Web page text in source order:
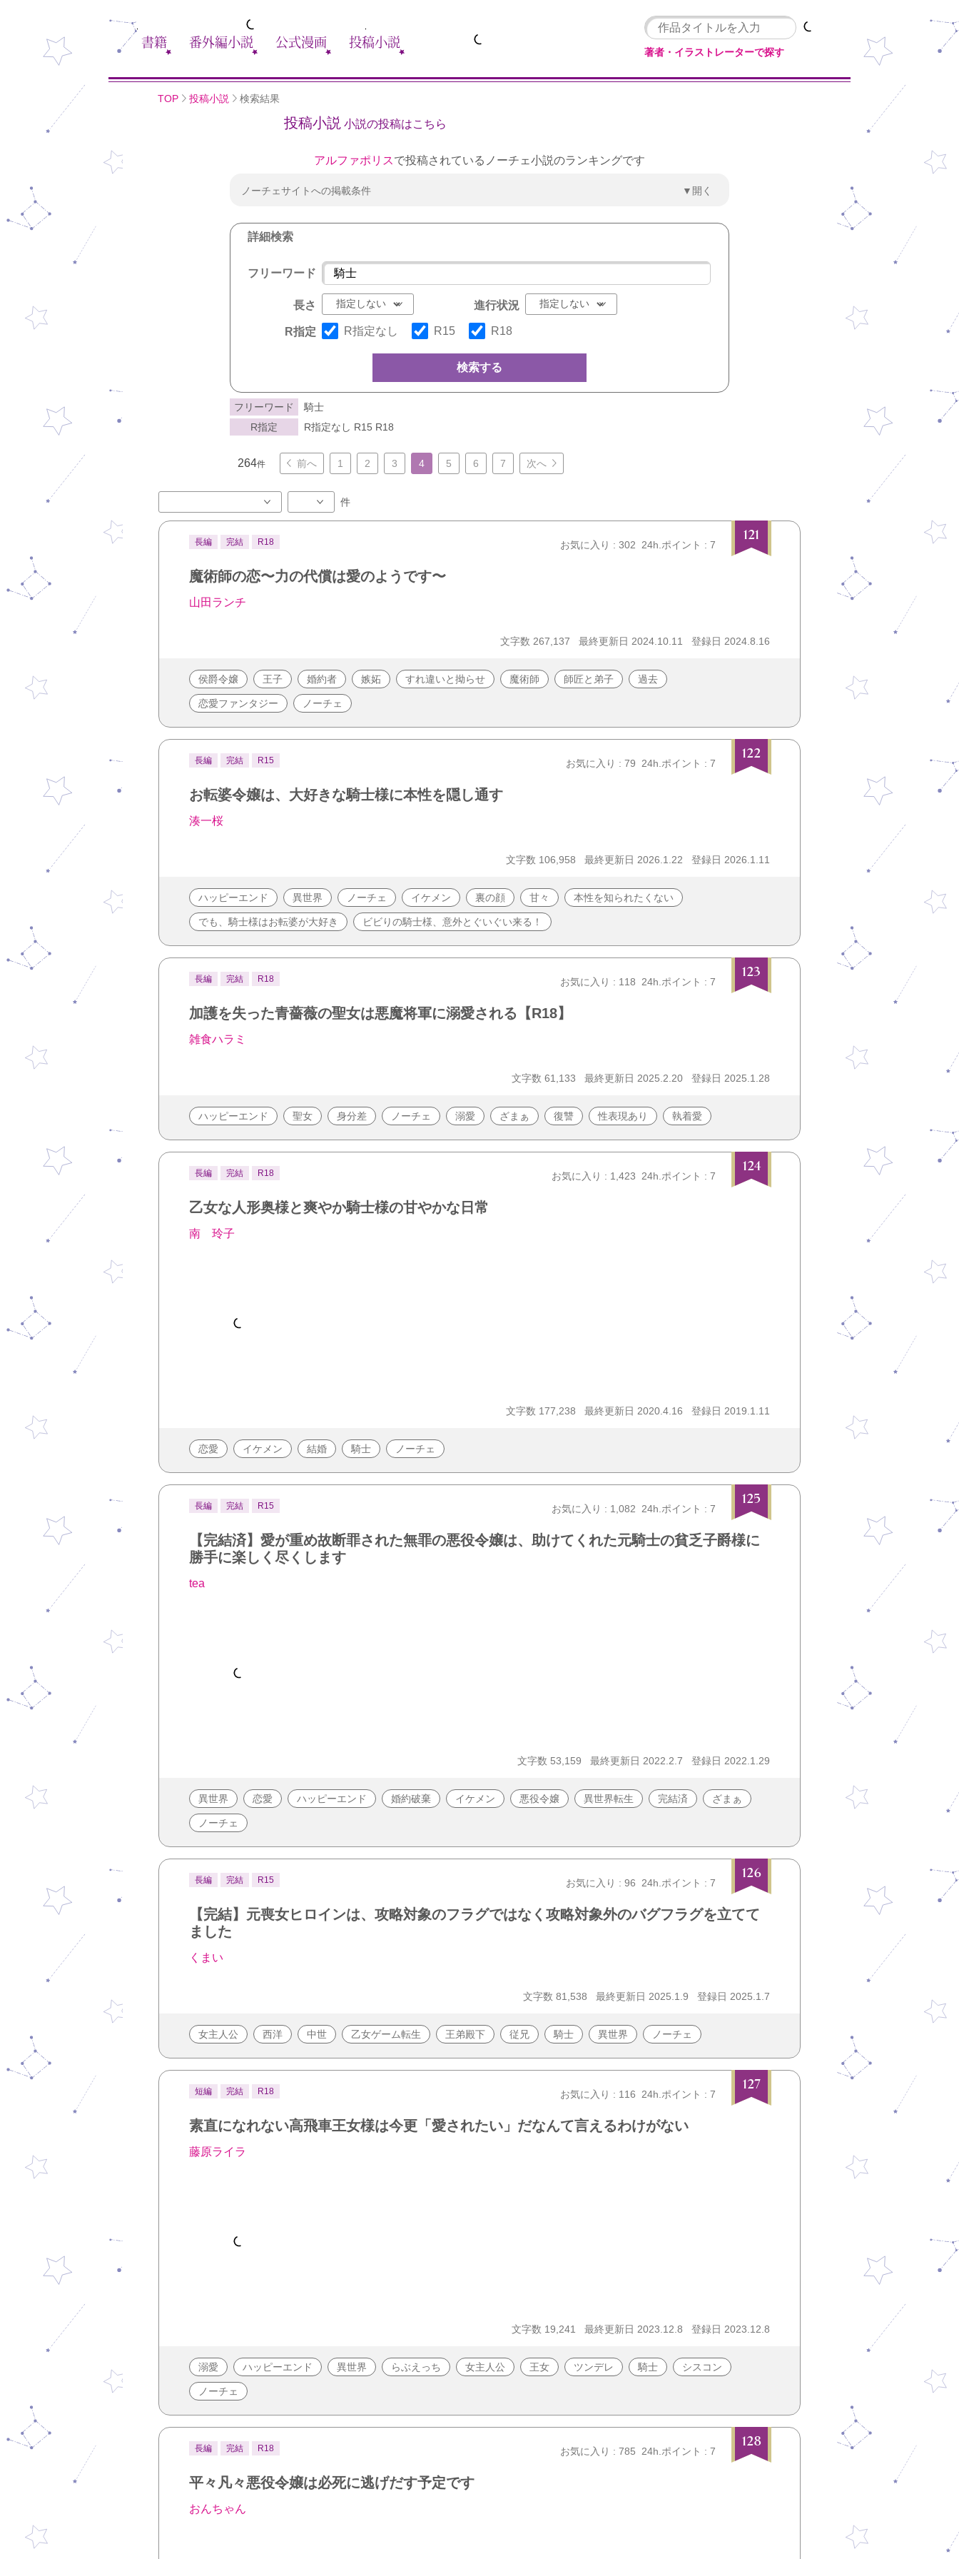
書籍 番外編小説 公式漫画 投稿小説
著者・イラストレーターで探す
TOP 投稿小説 検索結果
投稿小説 小説の投稿はこちら
アルファポリスで投稿されているノーチェ小説のランキングです
ノーチェサイトへの掲載条件 ▼開く
詳細検索
フリーワード
長さ 進行状況
R指定 R指定なし R15 R18
検索する
フリーワード
騎士
R指定
R指定なし R15 R18
264件 前へ 1 2 3 4 5 6 7 次へ
件
121
長編 完結 R18 お気に入り : 302 24h.ポイント : 7
魔術師の恋〜力の代償は愛のようです〜
山田ランチ
文字数 267,137 最終更新日 2024.10.11 登録日 2024.8.16
侯爵令嬢 王子 婚約者 嫉妬 すれ違いと拗らせ 魔術師 師匠と弟子 過去
恋愛ファンタジー ノーチェ
122
長編 完結 R15 お気に入り : 79 24h.ポイント : 7
お転婆令嬢は、大好きな騎士様に本性を隠し通す
湊一桜
文字数 106,958 最終更新日 2026.1.22 登録日 2026.1.11
ハッピーエンド 異世界 ノーチェ イケメン 裏の顔 甘々 本性を知られたくない
でも、騎士様はお転婆が大好き ビビりの騎士様、意外とぐいぐい来る！
123
長編 完結 R18 お気に入り : 118 24h.ポイント : 7
加護を失った青薔薇の聖女は悪魔将軍に溺愛される【R18】
雑食ハラミ
文字数 61,133 最終更新日 2025.2.20 登録日 2025.1.28
ハッピーエンド 聖女 身分差 ノーチェ 溺愛 ざまぁ 復讐 性表現あり 執着愛
124
長編 完結 R18 お気に入り : 1,423 24h.ポイント : 7
乙女な人形奥様と爽やか騎士様の甘やかな日常
南 玲子
文字数 177,238 最終更新日 2020.4.16 登録日 2019.1.11
恋愛 イケメン 結婚 騎士 ノーチェ
125
長編 完結 R15 お気に入り : 1,082 24h.ポイント : 7
【完結済】愛が重め故断罪された無罪の悪役令嬢は、助けてくれた元騎士の貧乏子爵様に
勝手に楽しく尽くします
tea
文字数 53,159 最終更新日 2022.2.7 登録日 2022.1.29
異世界 恋愛 ハッピーエンド 婚約破棄 イケメン 悪役令嬢 異世界転生 完結済 ざまぁ
ノーチェ
126
長編 完結 R15 お気に入り : 96 24h.ポイント : 7
【完結】元喪女ヒロインは、攻略対象のフラグではなく攻略対象外のバグフラグを立てて
ました
くまい
文字数 81,538 最終更新日 2025.1.9 登録日 2025.1.7
女主人公 西洋 中世 乙女ゲーム転生 王弟殿下 従兄 騎士 異世界 ノーチェ
127
短編 完結 R18 お気に入り : 116 24h.ポイント : 7
素直になれない高飛車王女様は今更「愛されたい」だなんて言えるわけがない
藤原ライラ
文字数 19,241 最終更新日 2023.12.8 登録日 2023.12.8
溺愛 ハッピーエンド 異世界 らぶえっち 女主人公 王女 ツンデレ 騎士 シスコン
ノーチェ
128
長編 完結 R18 お気に入り : 785 24h.ポイント : 7
平々凡々悪役令嬢は必死に逃げだす予定です
おんちゃん